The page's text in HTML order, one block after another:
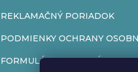
REKLAMAČNÝ PORIADOK
PODMIENKY OCHRANY
FORMULÁR NA ODSTÚPENIE